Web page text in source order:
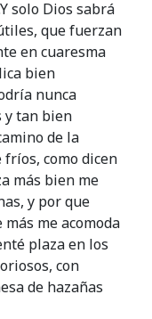
solo Dios sabrá
que fuerzan
en cuaresma
bien
nunca
y tan bien
de la
fríos, como dicen
más bien me
y por que
me acomoda
plaza en los
con
de hazañas